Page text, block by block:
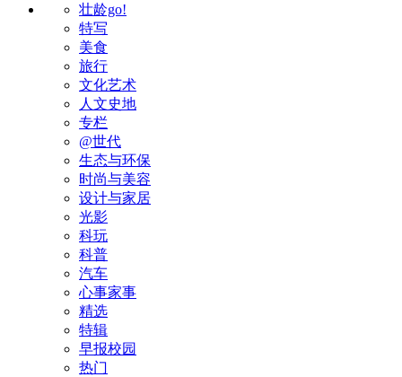
壮龄go!
特写
美食
旅行
文化艺术
人文史地
专栏
@世代
生态与环保
时尚与美容
设计与家居
光影
科玩
科普
汽车
心事家事
精选
特辑
早报校园
热门